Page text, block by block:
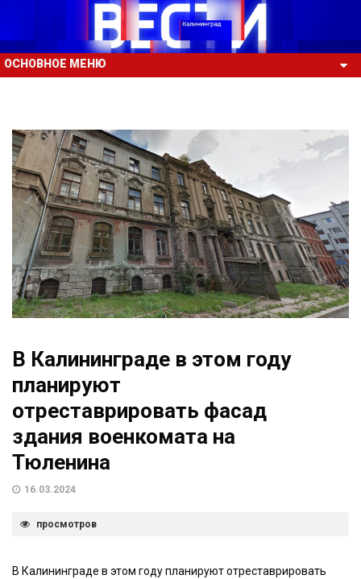
ОСНОВНОЕ МЕНЮ
В Калининграде в этом году
планируют
отреставрировать фасад
здания военкомата на
Тюленина
16.03.2024
просмотров
В Калининграде в этом году планируют отреставрировать